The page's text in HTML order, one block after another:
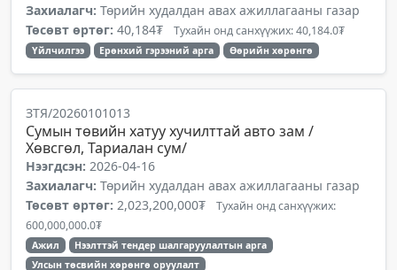
Захиалагч: Төрийн худалдан авах ажиллагааны газар
Төсөвт өртөг: 40,184₮ Тухайн онд санхүүжих: 40,184.0₮
Үйлчилгээ Ерөнхий гэрээний арга Өөрийн хөрөнгө
ЗТЯ/20260101013
Сумын төвийн хатуу хучилттай авто зам /
Хөвсгөл, Тариалан сум/
Нээгдсэн: 2026-04-16
Захиалагч: Төрийн худалдан авах ажиллагааны газар
Төсөвт өртөг: 2,023,200,000₮ Тухайн онд санхүүжих:
600,000,000.0₮
Ажил
Нээлттэй тендер шалгаруулалтын арга
Улсын төсвийн хөрөнгө оруулалт